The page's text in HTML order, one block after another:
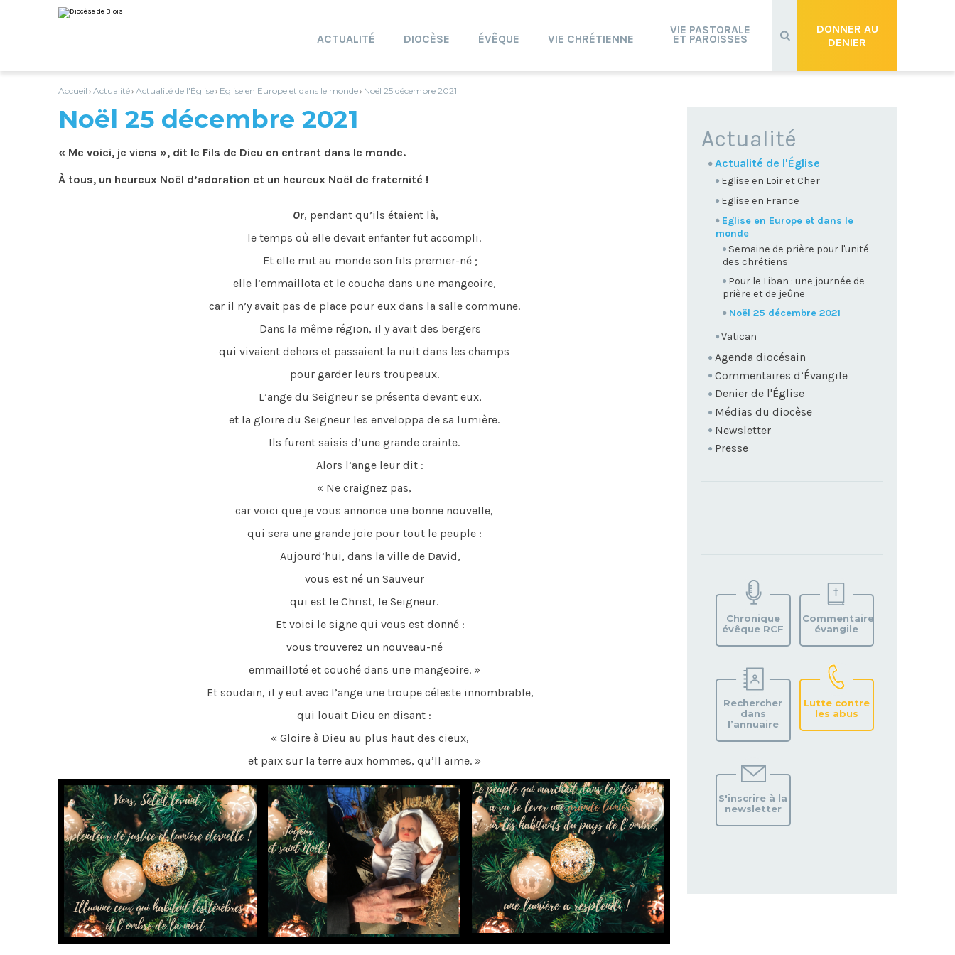
au
contenu.
personnels
DONNER AU
DENIER
ACTUALITÉ DIOCÈSE ÉVÊQUE VIE CHRÉTIENNE
VIE PASTORALE
ET PAROISSES
Accueil › Actualité› Actualité de l'Église› Eglise en Europe et dans le monde› Noël 25 décembre 2021
Noël 25 décembre 2021
« Me voici, je viens », dit le Fils de Dieu en entrant dans le monde.
À tous, un heureux Noël d’adoration et un heureux Noël de fraternité !
Or, pendant qu’ils étaient là,
le temps où elle devait enfanter fut accompli.
Et elle mit au monde son fils premier-né ;
elle l’emmaillota et le coucha dans une mangeoire,
car il n’y avait pas de place pour eux dans la salle commune.
Dans la même région, il y avait des bergers
qui vivaient dehors et passaient la nuit dans les champs
pour garder leurs troupeaux.
L’ange du Seigneur se présenta devant eux,
et la gloire du Seigneur les enveloppa de sa lumière.
Ils furent saisis d’une grande crainte.
Alors l’ange leur dit :
« Ne craignez pas,
car voici que je vous annonce une bonne nouvelle,
qui sera une grande joie pour tout le peuple :
Aujourd’hui, dans la ville de David,
vous est né un Sauveur
qui est le Christ, le Seigneur.
Et voici le signe qui vous est donné :
vous trouverez un nouveau-né
emmailloté et couché dans une mangeoire. »
Et soudain, il y eut avec l’ange une troupe céleste innombrable,
qui louait Dieu en disant :
« Gloire à Dieu au plus haut des cieux,
et paix sur la terre aux hommes, qu’Il aime. »
NAVIGATION
Actualité
Actualité de l'Église
Eglise en Loir et Cher
Eglise en France
Eglise en Europe et dans le
monde
Semaine de prière pour l'unité
des chrétiens
Pour le Liban : une journée de
prière et de jeûne
Noël 25 décembre 2021
Vatican
Agenda diocésain
Commentaires d’Évangile
Denier de l'Église
Médias du diocèse
Newsletter
Presse
VOTRE
PAROISSE
Chronique
évêque RCF
Commentaire
évangile
Rechercher
dans
l’annuaire
Lutte contre
les abus
S'inscrire à la
newsletter